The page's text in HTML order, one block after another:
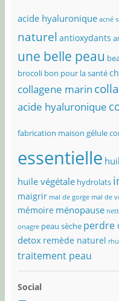
acide hyaluronique acné
naturel antioxydants
une belle peau
brocoli bon pour la santé
collagene marin
acide hyaluronique
fabrication maison gélule
essentielle
huile végétale hydrolats
maigrir mal de gorge mal de
mémoire ménopause
onagre peau sèche perdre
detox remède naturel
traitement peau
Social